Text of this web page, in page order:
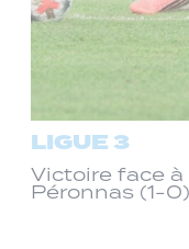
LIGUE 3
Victoire face
Péronnas (1-0)